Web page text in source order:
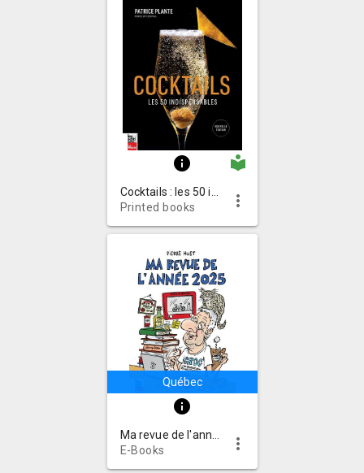
info local_library
Printed books
more_vert
Québec
info
E-Books
more_vert